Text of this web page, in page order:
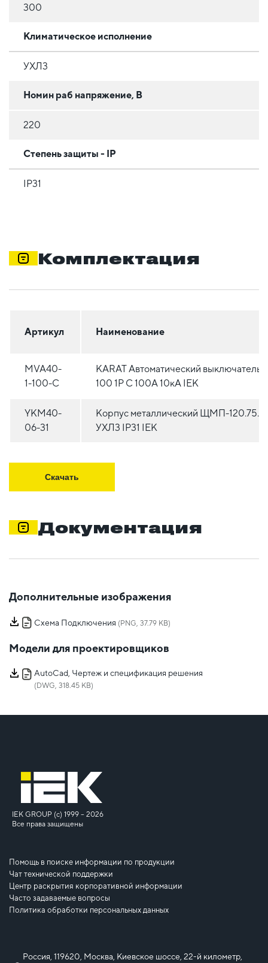
300
Климатическое исполнение
УХЛ3
Номин раб напряжение, В
220
Степень защиты - IP
IP31
Комплектация
Артикул Наименование
MVA40-
1-100-C
KARAT Автоматический выключатель
100 1P C 100А 10кА IEK
YKM40-
06-31
Корпус металлический ЩМП-
УХЛ3 IP31 IEK
Скачать
Документация
Дополнительные изображения
Схема Подключения (PNG, 37.79 KB)
Модели для проектировщиков
AutoCad, Чертеж и спецификация решения
(DWG, 318.45 KB)
IEK GROUP (c) 1999 – 2026
Все права защищены
Помощь в поиске информации по продукции
Чат технической поддержки
Центр раскрытия корпоративной информации
Часто задаваемые вопросы
Политика обработки персональных данных
Россия, 119620, Москва, Киевское шоссе, 22-й километр,